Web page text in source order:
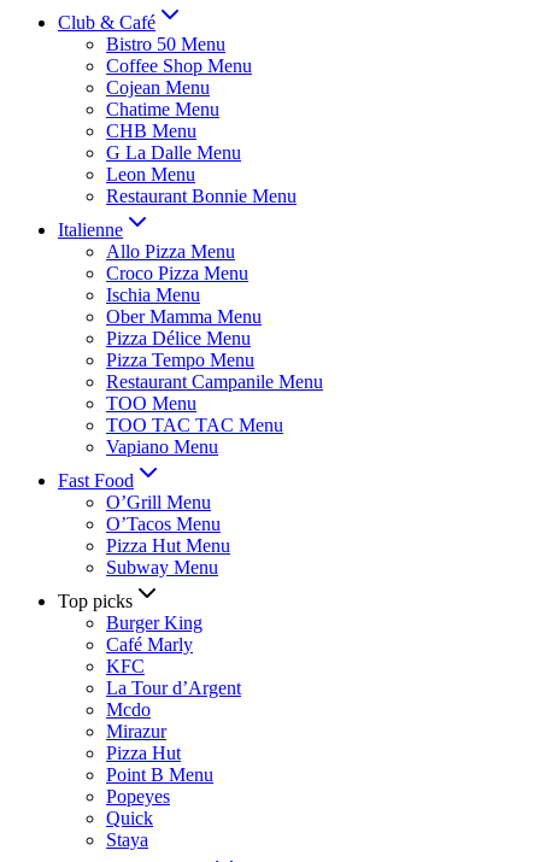
Club & Café
Bistro 50 Menu
Coffee Shop Menu
Cojean Menu
Chatime Menu
CHB Menu
G La Dalle Menu
Leon Menu
Restaurant Bonnie Menu
Italienne
Allo Pizza Menu
Croco Pizza Menu
Ischia Menu
Ober Mamma Menu
Pizza Délice Menu
Pizza Tempo Menu
Restaurant Campanile Menu
TOO Menu
TOO TAC TAC Menu
Vapiano Menu
Fast Food
O’Grill Menu
O’Tacos Menu
Pizza Hut Menu
Subway Menu
Top picks
Burger King
Café Marly
KFC
La Tour d’Argent
Mcdo
Mirazur
Pizza Hut
Point B Menu
Popeyes
Quick
Staya